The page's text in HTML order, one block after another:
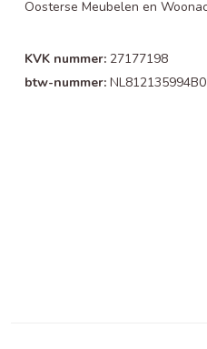
Oosterse Meubelen en
KVK nummer: 27177198
btw-nummer: